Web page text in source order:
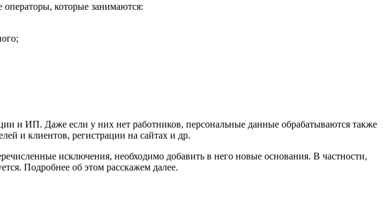
которые занимаются:
и ИП. Даже если у них нет работников, персональные данные обрабатываются также
и клиентов, регистрации на сайтах и др.
исключения, необходимо добавить в него новые основания. В частности,
Подробнее об этом расскажем далее.